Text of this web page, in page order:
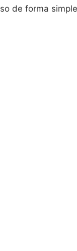
de forma